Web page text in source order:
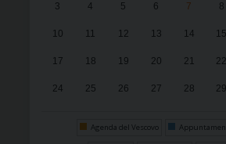
3 4 5 6 7 8
10 11 12 13 14 15
17 18 19 20 21 22
24 25 26 27 28 29
Agenda del Vescovo